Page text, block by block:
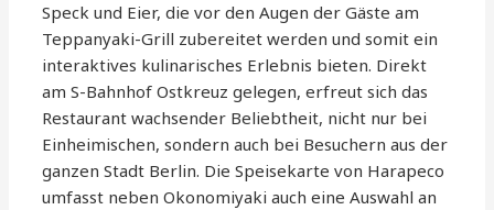
Speck und Eier, die vor den Augen der Gäste am
Teppanyaki-Grill zubereitet werden und somit ein
interaktives kulinarisches Erlebnis bieten. Direkt
am S-Bahnhof Ostkreuz gelegen, erfreut sich das
Restaurant wachsender Beliebtheit, nicht nur bei
Einheimischen, sondern auch bei Besuchern aus der
ganzen Stadt Berlin. Die Speisekarte von Harapeco
umfasst neben Okonomiyaki auch eine Auswahl an